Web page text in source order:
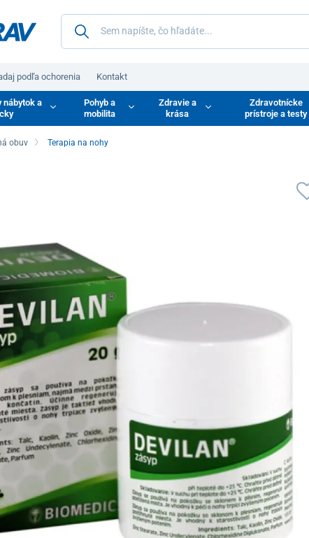
podľa ochorenia Kontakt
nábytok a
Pohyb a
mobilita
Zdravie a
krása
Zdravotnícke
prístroje a testy
obuv Terapia na nohy